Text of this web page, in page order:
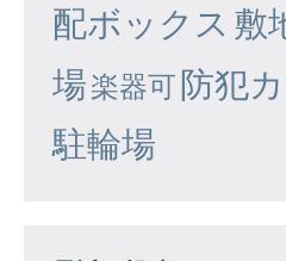
配ボックス 敷
場楽器可防犯
駐輪場